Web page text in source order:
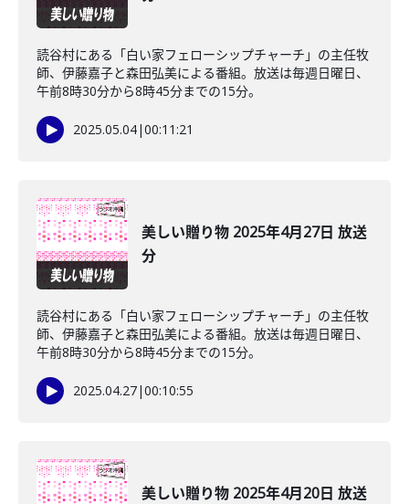
読谷村にある「白い家フェローシップチャーチ」の主任牧
師、伊藤嘉子と森田弘美による番組。放送は毎週日曜日、
午前8時30分から8時45分までの15分。
2025.05.04|00:11:21
美しい贈り物 2025年4月27日 放送
分
読谷村にある「白い家フェローシップチャーチ」の主任牧
師、伊藤嘉子と森田弘美による番組。放送は毎週日曜日、
午前8時30分から8時45分までの15分。
2025.04.27|00:10:55
美しい贈り物 2025年4月20日 放送